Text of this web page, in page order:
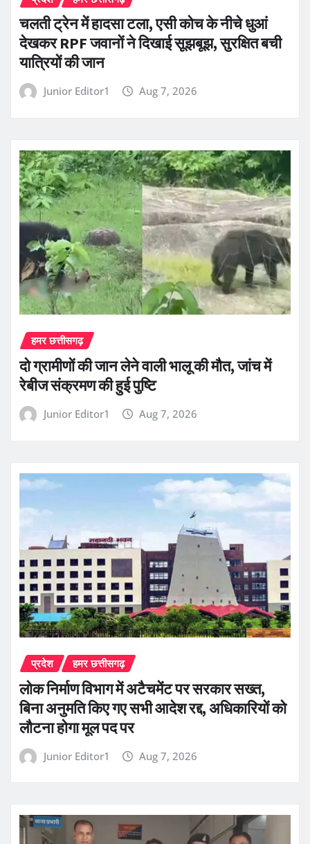
चलती ट्रेन में हादसा टला, एसी कोच के नीचे धुआं
देखकर RPF जवानों ने दिखाई सूझबूझ, सुरक्षित बची
यात्रियों की जान
Junior Editor1 Aug 7, 2026
हमर छत्तीसगढ़
दो ग्रामीणों की जान लेने वाली भालू की मौत, जांच में
रेबीज संक्रमण की हुई पुष्टि
Junior Editor1 Aug 7, 2026
प्रदेश हमर छत्तीसगढ़
लोक निर्माण विभाग में अटैचमेंट पर सरकार सख्त,
बिना अनुमति किए गए सभी आदेश रद्द, अधिकारियों को
लौटना होगा मूल पद पर
Junior Editor1 Aug 7, 2026